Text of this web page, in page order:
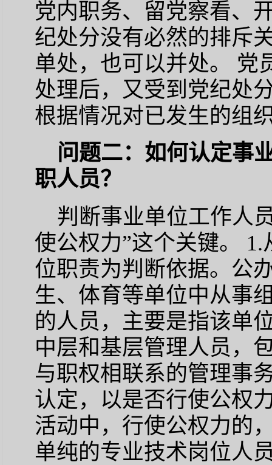
党内职务、留党察看、
纪处分没有必然的排斥
单处，也可以并处。 党
处理后，又受到党纪处
根据情况对已发生的组
问题二：如何认定事
职人员？
判断事业单位工作人
使公权力”这个关键。
位职责为判断依据。公
生、体育等单位中从事
的人员，主要是指该单
中层和基层管理人员，
与职权相联系的管理事
认定，以是否行使公权
活动中，行使公权力的
单纯的专业技术岗位人